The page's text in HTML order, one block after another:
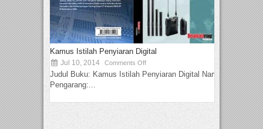
Kamus Istilah Penyiaran Digital
Jul 10, 2014 Comments Off
Judul Buku: Kamus Istilah Penyiaran Digital Nama
Pengarang:...